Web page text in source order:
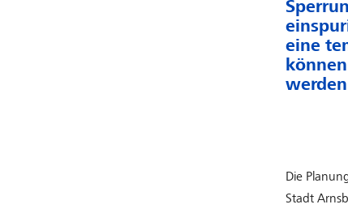
eine
Die
Stadt